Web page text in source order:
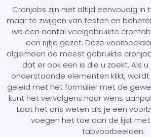
Cronjobs zijn niet altijd eenvoudig in
maar te zwijgen van testen en
we een aantal veelgebruikte
een rijtje gezet. Deze
algemeen de meest gebruikte
dat er ook een is die u zoekt. Als
onderstaande elementen klikt,
geleid met het formulier met de
kunt het vervolgens naar wens
Laat het ons weten als je een
voegen het toe aan de lijst
tabvoorbeelden.